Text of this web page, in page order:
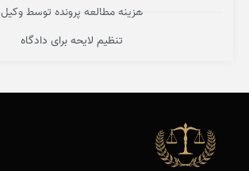
هزینه مطالعه پرونده توسط وکیل
تنظیم لایحه برای دادگاه